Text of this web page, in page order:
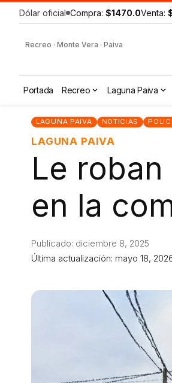
Dólar oficial Compra: $1470.0Venta:
Recreo · Monte Vera · Paiva
Portada Recreo Laguna Paiva
LAGUNA PAIVA NOTICIAS
LAGUNA PAIVA
Le
en la
Última actualización: mayo 18,
Publicado: diciembre 8, 2025